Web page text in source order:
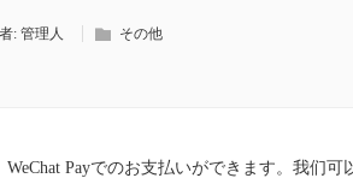
: 管理人 その他
WeChat Payでのお支払いができます。我们可